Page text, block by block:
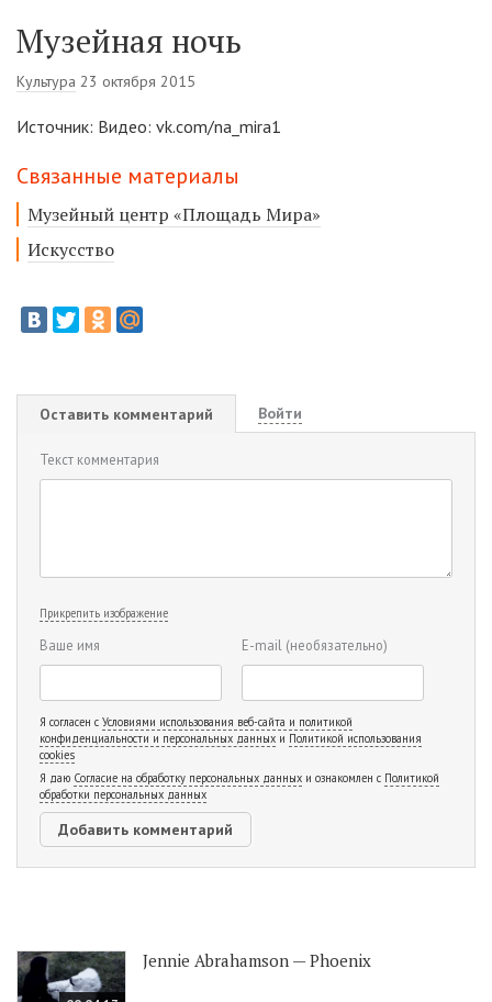
Музейная ночь
Культура 23 октября 2015
Источник: Видео: vk.com/na_mira1
Связанные материалы
Музейный центр «Площадь Мира»
Искусство
Оставить комментарий Войти
Текст комментария
Прикрепить изображение
Ваше имя E-mail (необязательно)
Я согласен с Условиями использования веб-сайта и политикой
конфиденциальности и персональных данных и Политикой использования
cookies
Я даю Согласие на обработку персональных данных и ознакомлен с Политикой
обработки персональных данных
Jennie Abrahamson — Phoenix